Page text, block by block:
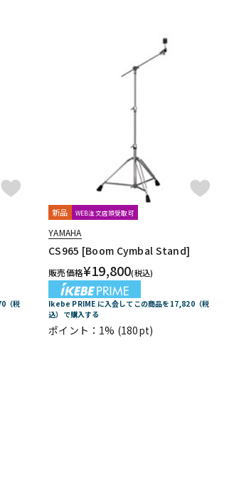
（税
新品 WEB注文店頭受取可
YAMAHA
CS965 [Boom Cymbal Stand]
販売価格¥19,800(税込)
Ikebe PRIME に入会してこの商品を17,820（税
込）で購入する
ポイント：1% (180pt)